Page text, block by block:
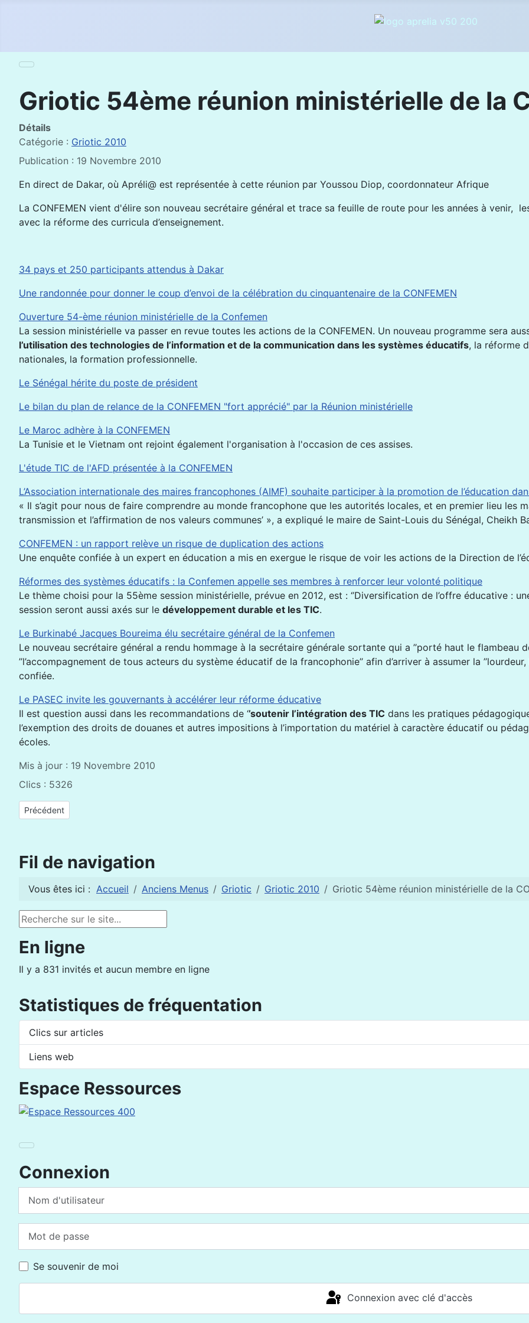
Espace Ressources
Connexion
Se souvenir de moi
Connexion avec clé d'accès
Griotic 54ème réunion ministérielle de la
Détails
Catégorie : Griotic 2010
Publication : 19 Novembre 2010
En direct de Dakar, où Apréli@ est représentée à cette réunion par Youssou Diop, coordonnateur Afrique
La CONFEMEN vient d'élire son nouveau secrétaire général et trace sa feuille de route pour les années à venir,
avec la réforme des curricula d’enseignement.
34 pays et 250 participants attendus à Dakar
Une randonnée pour donner le coup d’envoi de la célébration du cinquantenaire de la CONFEMEN
Ouverture 54-ème réunion ministérielle de la Confemen
La session ministérielle va passer en revue toutes les actions de la CONFEMEN. Un nouveau programme sera
l’utilisation des technologies de l’information et de la communication dans les systèmes éducatifs, la réforme
nationales, la formation professionnelle.
Le Sénégal hérite du poste de président
Le bilan du plan de relance de la CONFEMEN "fort apprécié" par la Réunion ministérielle
Le Maroc adhère à la CONFEMEN
La Tunisie et le Vietnam ont rejoint également l'organisation à l'occasion de ces assises.
L'étude TIC de l'AFD présentée à la CONFEMEN
L’Association internationale des maires francophones (AIMF) souhaite participer à la promotion de l’éducation
« Il s’agit pour nous de faire comprendre au monde francophone que les autorités locales, et en premier lieu les
transmission et l’affirmation de nos valeurs communes’ », a expliqué le maire de Saint-Louis du Sénégal, Cheikh
CONFEMEN : un rapport relève un risque de duplication des actions
Une enquête confiée à un expert en éducation a mis en exergue le risque de voir les actions de la Direction de
Réformes des systèmes éducatifs : la Confemen appelle ses membres à renforcer leur volonté politique
Le thème choisi pour la 55ème session ministérielle, prévue en 2012, est : ‘’Diversification de l’offre éducative :
session seront aussi axés sur le développement durable et les TIC.
Le Burkinabé Jacques Boureima élu secrétaire général de la Confemen
Le nouveau secrétaire général a rendu hommage à la secrétaire générale sortante qui a ’’porté haut le flambeau
’’l’accompagnement de tous acteurs du système éducatif de la francophonie’’ afin d’arriver à assumer la
confiée.
Le PASEC invite les gouvernants à accélérer leur réforme éducative
Il est question aussi dans les recommandations de ‘’soutenir l’intégration des TIC dans les pratiques
l’exemption des droits de douanes et autres impositions à l’importation du matériel à caractère éducatif ou
écoles.
Mis à jour : 19 Novembre 2010
Clics : 5326
Article précédent : Griotic de décembre 2010
Précédent
Fil de navigation
Vous êtes ici : Accueil Anciens Menus Griotic Griotic 2010 Griotic 54ème réunion ministérielle de la
Rechercher
En ligne
Il y a 831 invités et aucun membre en ligne
Statistiques de fréquentation
Clics sur articles
Liens web